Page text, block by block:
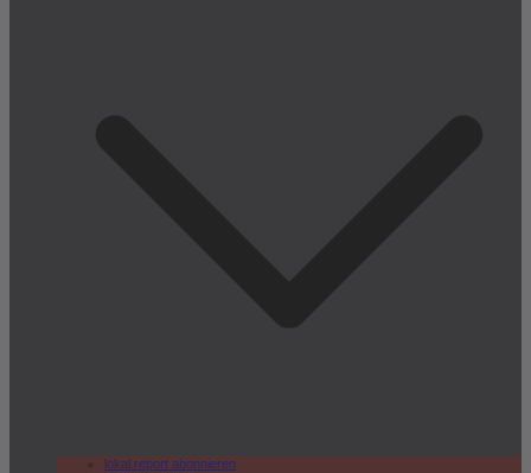
lokal.report abonnieren